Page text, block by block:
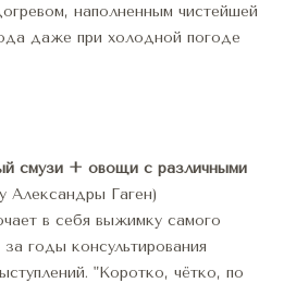
наполненным чистейшей
даже при холодной погоде
смузи + овощи с различными
Александры Гаген)
в себя выжимку самого
годы консультирования
"Коротко, чётко, по